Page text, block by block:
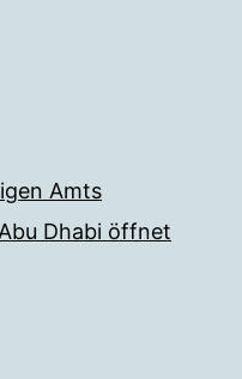
Amts
Dhabi öffnet